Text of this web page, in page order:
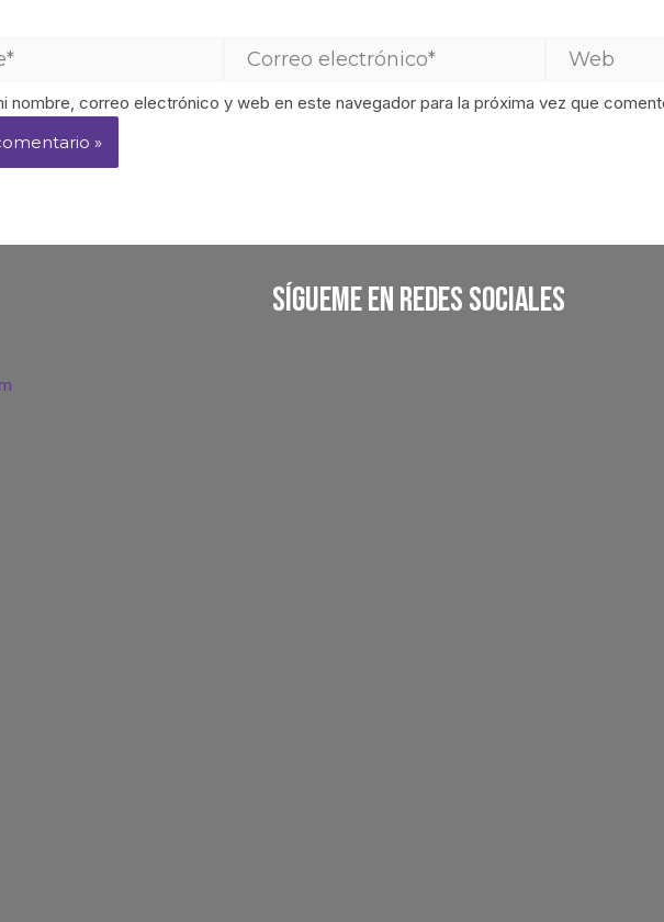
nombre, correo electrónico y web en este navegador para la próxima vez que
Sígueme En Redes Sociales